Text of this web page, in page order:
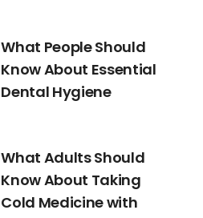
What People Should
Know About Essential
Dental Hygiene
What Adults Should
Know About Taking
Cold Medicine with